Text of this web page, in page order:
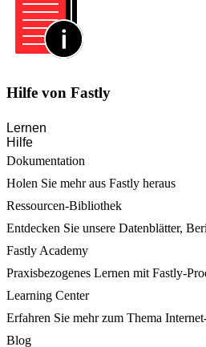
Hilfe von Fastly
Lernen
Hilfe
Dokumentation
Holen Sie mehr aus Fastly heraus
Ressourcen-Bibliothek
Entdecken Sie unsere Datenblätter,
Fastly Academy
Praxisbezogenes Lernen mit Fastly-
Learning Center
Erfahren Sie mehr zum Thema
Blog